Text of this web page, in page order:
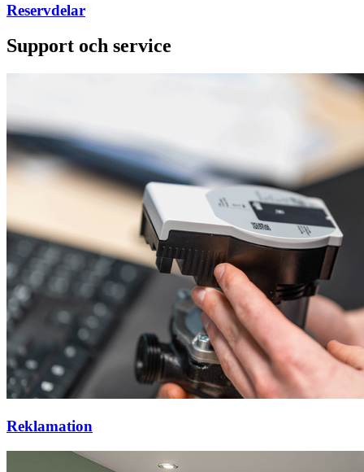
Reservdelar
Support och service
Reklamation